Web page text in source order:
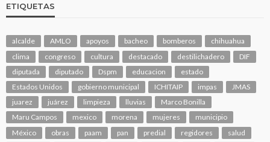
ETIQUETAS
alcalde AMLO apoyos bacheo bomberos
chihuahua
clima
congreso cultura destacado destilichadero
DIF
diputada
diputado Dspm educacion
estado
Estados Unidos
gobierno municipal ICHITAIP impas
JMAS
juarez
juárez limpieza lluvias
Marco Bonilla
Maru Campos
mexico morena mujeres
municipio
México
obras paam pan predial regidores
salud